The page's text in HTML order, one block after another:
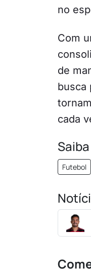
no
Com
de
busca
cada
Futebol